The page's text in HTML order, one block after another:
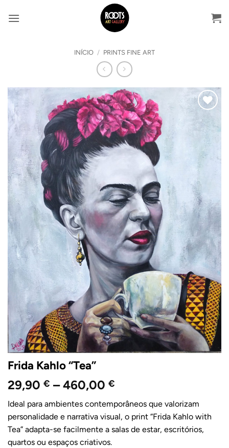
INÍCIO / PRINTS FINE ART
Adicionar
ao
Wishlist
Frida Kahlo “Tea”
29,90 € – 460,00 €
range:
29,90 €
through
460,00 €
Ideal para ambientes contemporâneos que valorizam
personalidade e narrativa visual, o print “Frida Kahlo with
Tea” adapta-se facilmente a salas de estar, escritórios,
quartos ou espaços criativos.